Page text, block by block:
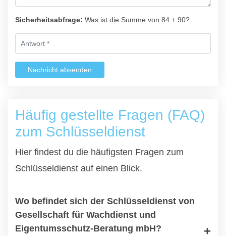
Sicherheitsabfrage: Was ist die Summe von 84 + 90?
Nachricht absenden
Häufig gestellte Fragen (FAQ)
zum Schlüsseldienst
Hier findest du die häufigsten Fragen zum
Schlüsseldienst auf einen Blick.
Wo befindet sich der Schlüsseldienst von
Gesellschaft für Wachdienst und
Eigentumsschutz-Beratung mbH?